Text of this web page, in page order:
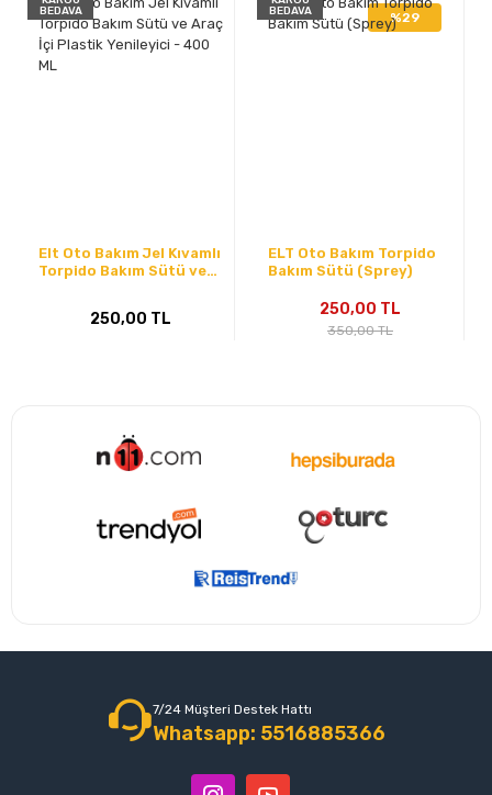
BEDAVA
Elt Oto Bakım Jel Kıvamlı
Torpido Bakım Sütü ve
250,00 TL
BEDAVA
%29
ELT Oto Bakım Torpido
Bakım Sütü (Sprey)
250,00 TL
350,00 TL
7/24 Müşteri Destek Hattı
Whatsapp: 5516885366